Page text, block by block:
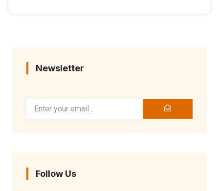
Newsletter
Follow Us